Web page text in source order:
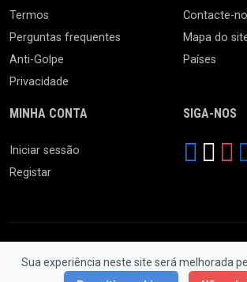
Sua experiência neste site será melhorada
Termos
Perguntas frequentes
Anti-Golpe
Privacidade
Contacte-
Mapa do
Países
MINHA CONTA
Iniciar sessão
Registar
SIGA-NOS
© 2026 Feira da Ladra. Todos os Direitos